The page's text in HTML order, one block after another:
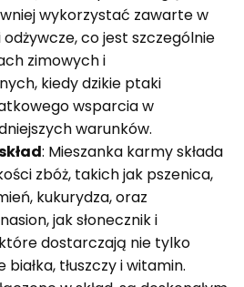
wykorzystać zawarte w
odżywcze, co jest szczególnie
zimowych i
kiedy dzikie ptaki
wsparcia w
warunków.
: Mieszanka karmy składa
zbóż, takich jak pszenica,
kukurydza, oraz
jak słonecznik i
dostarczają nie tylko
tłuszczy i witamin.